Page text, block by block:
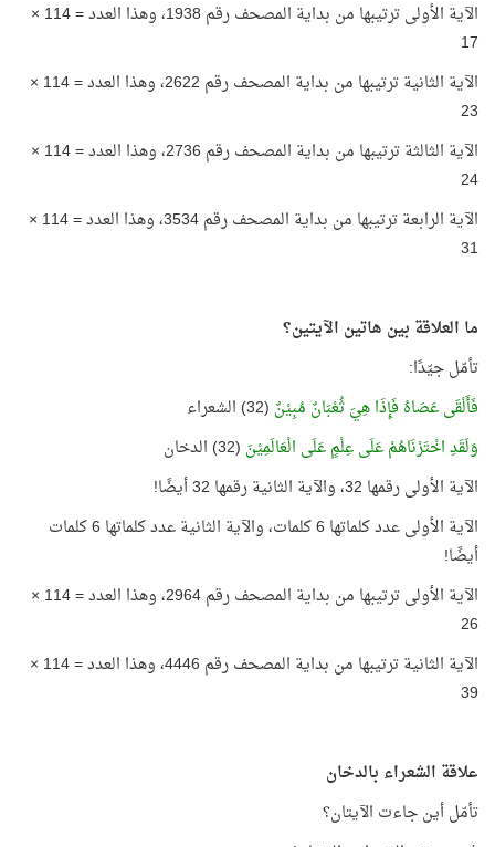
الآية الأولى ترتيبها من بداية المصحف رقم 1938، وهذا العدد = 114 ×
17
الآية الثانية ترتيبها من بداية المصحف رقم 2622، وهذا العدد = 114 ×
23
الآية الثالثة ترتيبها من بداية المصحف رقم 2736، وهذا العدد = 114 ×
24
الآية الرابعة ترتيبها من بداية المصحف رقم 3534، وهذا العدد = 114 ×
31
ما العلاقة بين هاتين الآيتين؟
تأمّل جيّدًا:
فَأَلْقَى عَصَاهُ فَإِذَا هِيَ ثُعْبَانٌ مُبِيْنٌ (32) الشعراء
وَلَقَدِ اخْتَرْنَاهُمْ عَلَى عِلْمٍ عَلَى الْعَالَمِيْنَ (32) الدخان
الآية الأولى رقمها 32، والآية الثانية رقمها 32 أيضًا!
الآية الأولى عدد كلماتها 6 كلمات، والآية الثانية عدد كلماتها 6 كلمات
أيضًا!
الآية الأولى ترتيبها من بداية المصحف رقم 2964، وهذا العدد = 114 ×
26
الآية الثانية ترتيبها من بداية المصحف رقم 4446، وهذا العدد = 114 ×
39
علاقة الشعراء بالدخان
تأمّل أين جاءت الآيتان؟